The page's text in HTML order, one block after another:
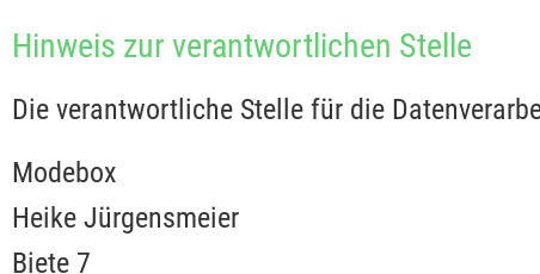
Hinweis zur verantwortlichen Stelle
Die verantwortliche Stelle für die
Modebox
Heike Jürgensmeier
Biete 7